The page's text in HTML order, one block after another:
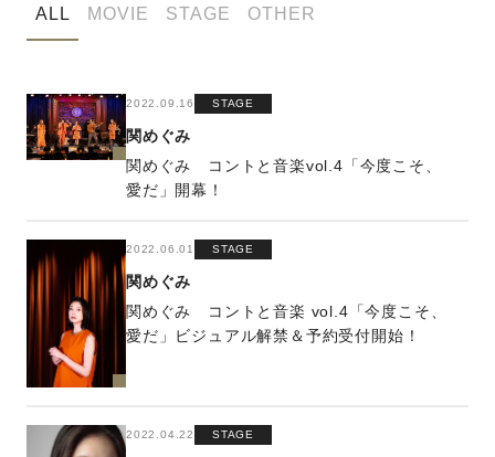
ALL MOVIE STAGE OTHER
2022.09.16 STAGE
関めぐみ
関めぐみ コントと音楽vol.4「今度こそ、
愛だ」開幕！
2022.06.01 STAGE
関めぐみ
関めぐみ コントと音楽 vol.4「今度こそ、
愛だ」ビジュアル解禁＆予約受付開始！
2022.04.22 STAGE